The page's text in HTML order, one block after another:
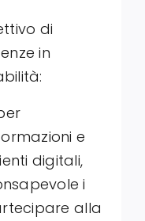
di
in
e
digitali,
i
alla